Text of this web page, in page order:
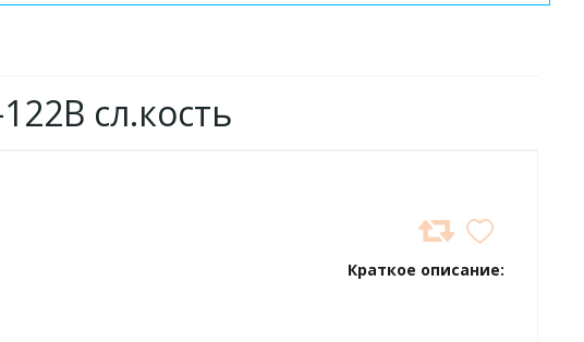
сл.кость
Краткое описание: